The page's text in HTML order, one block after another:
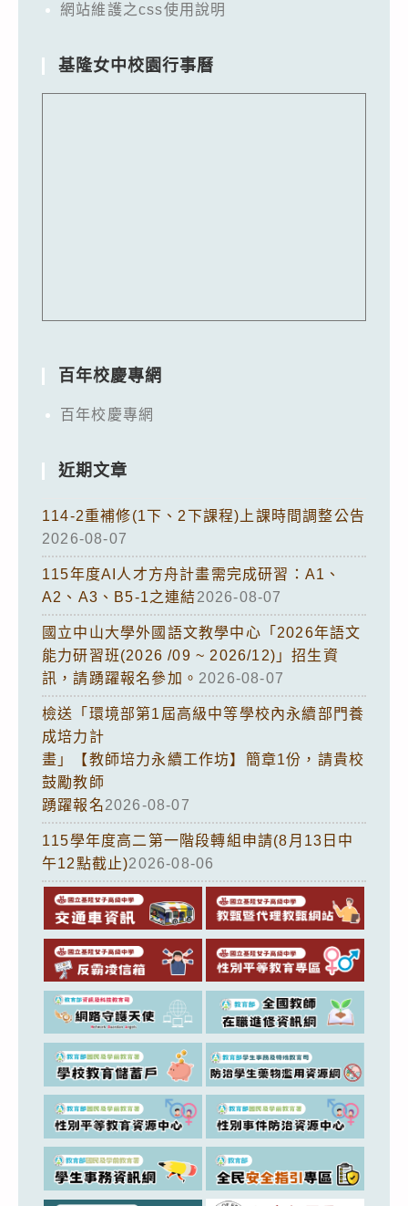
網站維護之css使用說明
基隆女中校園行事曆
百年校慶專網
百年校慶專網
近期文章
114-2重補修(1下、2下課程)上課時間調整公告
2026-08-07
115年度AI人才方舟計畫需完成研習：A1、
A2、A3、B5-1之連結2026-08-07
國立中山大學外國語文教學中心「2026年語文
能力研習班(2026 /09 ~ 2026/12)」招生資
訊，請踴躍報名參加。 2026-08-07
檢送「環境部第1屆高級中等學校內永續部門養
成培力計
畫」【教師培力永續工作坊】簡章1份，請貴校
鼓勵教師
踴躍報名2026-08-07
115學年度高二第一階段轉組申請(8月13日中
午12點截止)2026-08-06